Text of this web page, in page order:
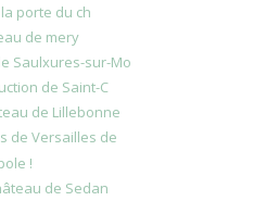
porte du ch
de mery
Saulxures-sur-Mo
de Saint-C
de Lillebonne
de Versailles de
!
de Sedan